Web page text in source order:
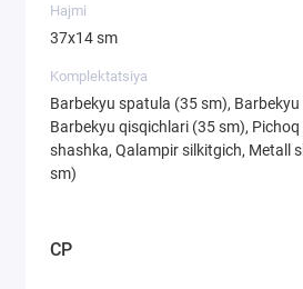
Hajmi
37х14 sm
Komplektatsiya
Barbekyu spatula (35 sm),
Barbekyu qisqichlari (35 sm), Pichoq
shashka, Qalampir silkitgich, Metall
sm)
CP